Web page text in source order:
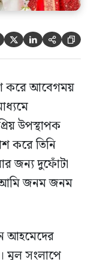
   
করে আবেগময়
উপস্থাপক
করে তিনি
জন্য দুফোঁটা
আমি জনম জনম
আহমেদের
মূল সংলাপে